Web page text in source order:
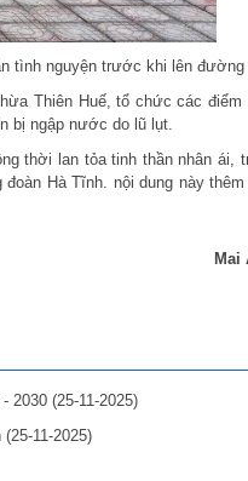
tình nguyện trước khi lên đường
Thiên Huế, tổ chức các điểm
bị ngập nước do lũ lụt.
thời lan tỏa tinh thần nhân ái,
Hà Tĩnh. nội dung này
Mai
2030 (25-11-2025)
(25-11-2025)